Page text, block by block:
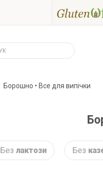
Борошно • Все для випічки
Безлактози Без